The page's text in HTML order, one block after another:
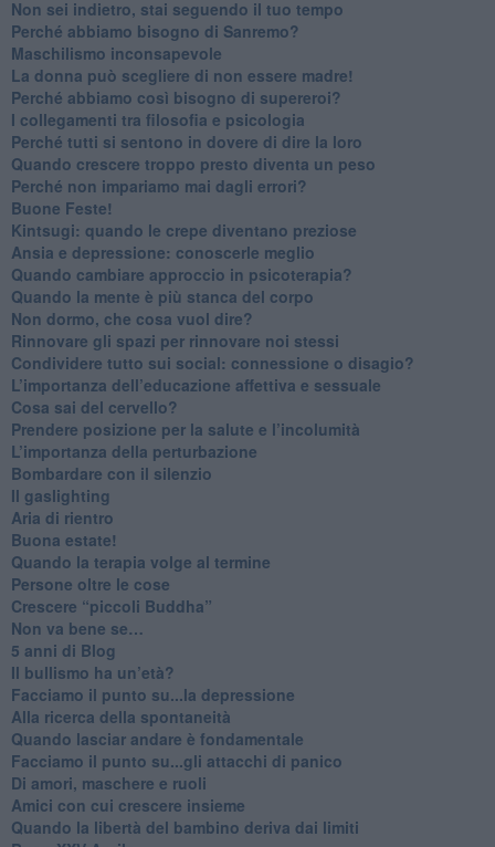
​Non sei indietro, stai seguendo il tuo tempo
​Perché abbiamo bisogno di Sanremo?
​Maschilismo inconsapevole
​La donna può scegliere di non essere madre!
​Perché abbiamo così bisogno di supereroi?
​I collegamenti tra filosofia e psicologia
​Perché tutti si sentono in dovere di dire la loro
​Quando crescere troppo presto diventa un peso
​Perché non impariamo mai dagli errori?
​Buone Feste!
​Kintsugi: quando le crepe diventano preziose
Ansia e depressione: conoscerle meglio
Quando cambiare approccio in psicoterapia?
​Quando la mente è più stanca del corpo
Non dormo, che cosa vuol dire?
​Rinnovare gli spazi per rinnovare noi stessi
​Condividere tutto sui social: connessione o disagio?
​L’importanza dell’educazione affettiva e sessuale
​Cosa sai del cervello?
Prendere posizione per la salute e l’incolumità
L’importanza della perturbazione
​Bombardare con il silenzio
Il gaslighting
Aria di rientro
Buona estate!
​Quando la terapia volge al termine
​Persone oltre le cose
​Crescere “piccoli Buddha”
Non va bene se…
​5 anni di Blog
​Il bullismo ha un’età?
Facciamo il punto su...la depressione
​Alla ricerca della spontaneità
​Quando lasciar andare è fondamentale
Facciamo il punto su...gli attacchi di panico
Di amori, maschere e ruoli
​Amici con cui crescere insieme
​Quando la libertà del bambino deriva dai limiti